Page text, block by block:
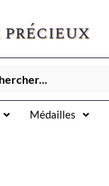
précieux
Médailles